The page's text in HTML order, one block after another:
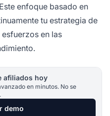
enfoque basado en
tu estrategia de
en las
afiliados hoy
en minutos. No se
demo